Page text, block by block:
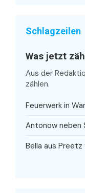
Schlagzeilen
Was jetzt
Aus der
zählen.
Feuerwerk in
Antonow neben
Bella aus